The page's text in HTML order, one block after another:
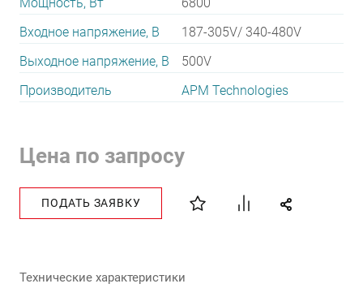
Входное напряжение, В
187-305V/ 340-480V
Выходное напряжение, В
500V
Производитель
APM Technologies
Цена по запросу
ПОДАТЬ ЗАЯВКУ
Технические характеристики